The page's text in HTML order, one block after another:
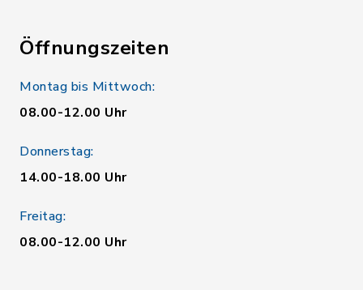
Öffnungszeiten
Montag bis Mittwoch:
08.00-12.00 Uhr
Donnerstag:
14.00-18.00 Uhr
Freitag:
08.00-12.00 Uhr